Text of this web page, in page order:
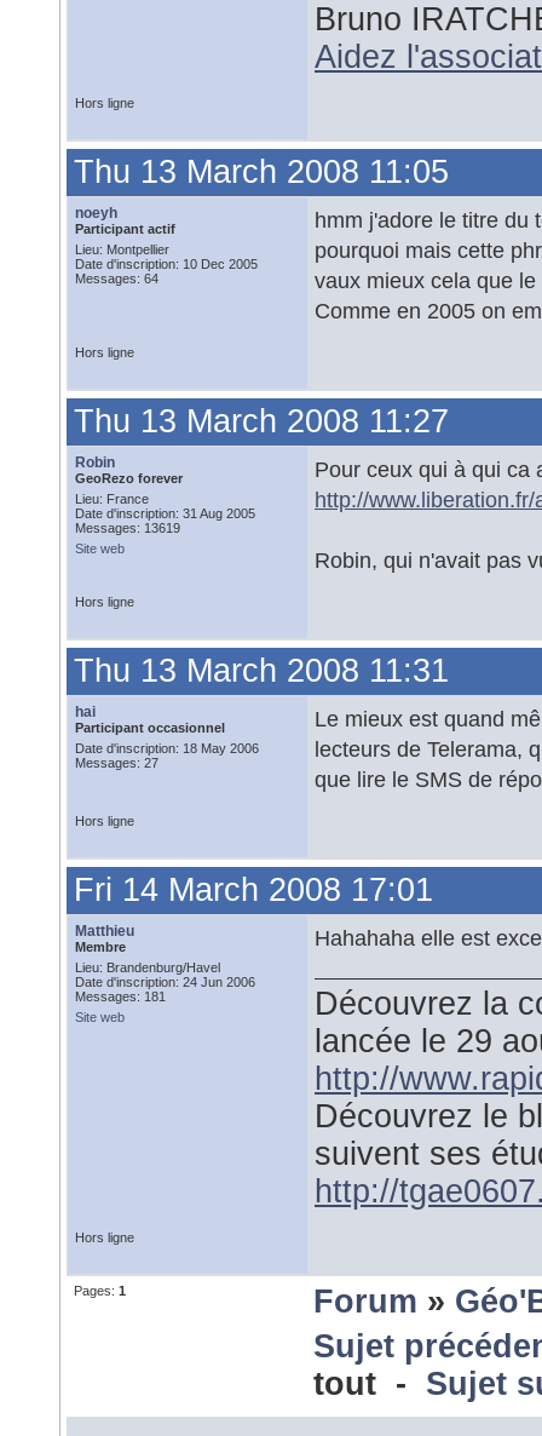
Bruno
Aidez
Hors ligne
Thu 13 March 2008 11:05
noeyh
Participant actif
Lieu: Montpellier
Date d'inscription: 10 Dec 2005
Messages: 64
hmm j'adore le titre du
pourquoi mais cette
vaux mieux cela que
Comme en 2005 on
Hors ligne
Thu 13 March 2008 11:27
Robin
GeoRezo forever
Lieu: France
Date d'inscription: 31 Aug 2005
Messages: 13619
Site web
Pour ceux qui à qui
http://
Robin, qui n'avait pas
Hors ligne
Thu 13 March 2008 11:31
hai
Participant occasionnel
Date d'inscription: 18 May 2006
Messages: 27
Le mieux est quand
lecteurs de Telerama,
que lire le SMS de
Hors ligne
Fri 14 March 2008 17:01
Matthieu
Membre
Lieu: Brandenburg/Havel
Date d'inscription: 24 Jun 2006
Messages: 181
Site web
Hahahaha elle est
Découvrez la
lancée le 29
http://
Découvrez le
suivent ses
http://
Hors ligne
Pages: 1 Forum »
Sujet
tout - Sujet